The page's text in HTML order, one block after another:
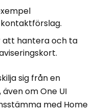
att hantera och ta
sig från en
om One UI
med Home